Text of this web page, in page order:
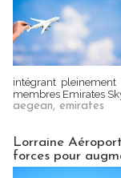
intégrant
membres Emirates
aegean, emirates
Lorraine
forces pour